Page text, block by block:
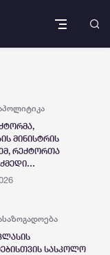
პოლიტიკა
მინისტრის
რექტორთა
წევრი
პატივი მიაგეს
საზოგადოება
სასკოლო